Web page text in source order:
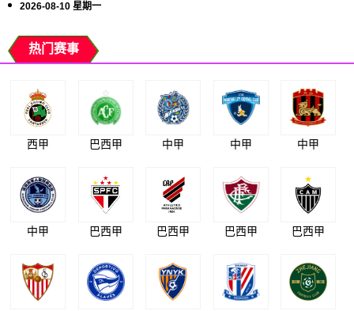
2026-08-10 星期一
热门赛事
西甲 巴西甲 中甲 中甲 中甲
中甲 巴西甲 巴西甲 巴西甲 巴西甲